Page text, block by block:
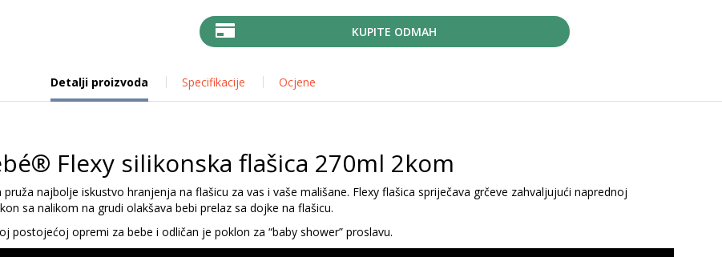
KUPITE ODMAH
Detalji proizvoda Specifikacije Ocjene
Flexy silikonska flašica 270ml 2kom
najbolje iskustvo hranjenja na flašicu za vas i vaše mališane. Flexy flašica spriječava grčeve zahvaljujući naprednoj
sa nalikom na grudi olakšava bebi prelaz sa dojke na flašicu.
opremi za bebe i odličan je poklon za “baby shower” proslavu.